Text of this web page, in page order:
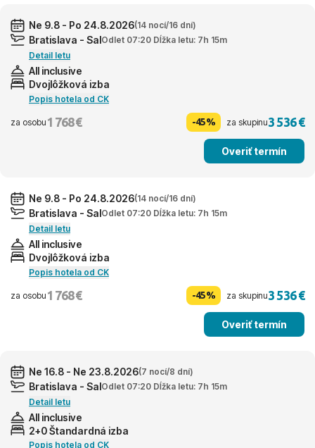
Ne 9.8 - Po 24.8.2026(14 nocí/16 dní)
Bratislava - SalOdlet 07:20 Dĺžka letu: 7h 15m
Detail letu
All inclusive
Dvojlôžková izba
Popis hotela od CK
za osobu 1 768 € -45% za skupinu3 536 €
Overiť termín
Ne 9.8 - Po 24.8.2026(14 nocí/16 dní)
Bratislava - SalOdlet 07:20 Dĺžka letu: 7h 15m
Detail letu
All inclusive
Dvojlôžková izba
Popis hotela od CK
za osobu 1 768 € -45% za skupinu3 536 €
Overiť termín
Ne 16.8 - Ne 23.8.2026(7 nocí/8 dní)
Bratislava - SalOdlet 07:20 Dĺžka letu: 7h 15m
Detail letu
All inclusive
2+0 Štandardná izba
Popis hotela od CK